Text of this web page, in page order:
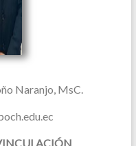
Naranjo, MsC.